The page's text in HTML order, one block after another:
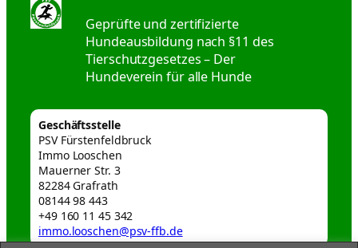
Geprüfte und zertifizierte
Hundeausbildung nach §11 des
Tierschutzgesetzes – Der
Hundeverein für alle Hunde
Geschäftsstelle
PSV Fürstenfeldbruck
Immo Looschen
Mauerner Str. 3
82284 Grafrath
08144 98 443
+49 160 11 45 342
immo.looschen@psv-ffb.de